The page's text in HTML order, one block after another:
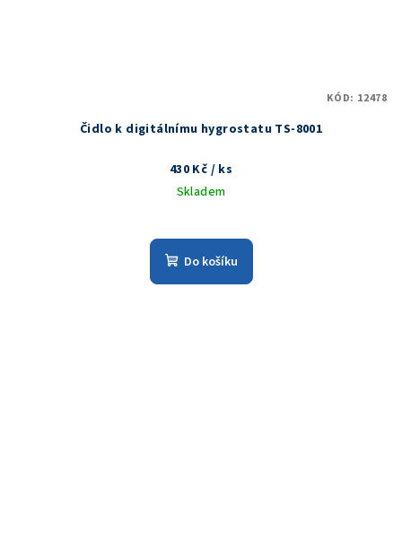
Čidlo k digitálnímu hygrostatu TS-8001
430 Kč / ks
Skladem
Do košíku
KÓD: 12478